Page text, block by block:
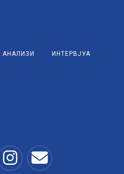
АНАЛИЗИ ИНТЕРВЈУА